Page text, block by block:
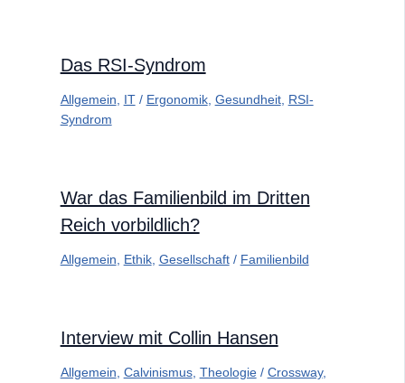
Das RSI-Syndrom
Allgemein IT/ Ergonomik, Gesundheit, RSI-
Syndrom
War das Familienbild im Dritten
Reich vorbildlich?
Allgemein Ethik, Gesellschaft/ Familienbild
Interview mit Collin Hansen
Allgemein Calvinismus, Theologie/ Crossway,